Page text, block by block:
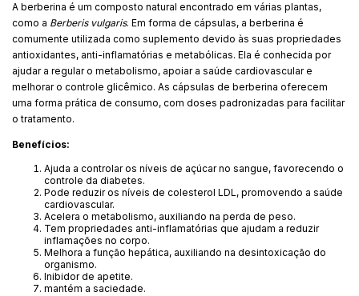
A berberina é um composto natural encontrado em várias plantas,
como a Berberis vulgaris. Em forma de cápsulas, a berberina é
comumente utilizada como suplemento devido às suas propriedades
antioxidantes, anti-inflamatórias e metabólicas. Ela é conhecida por
ajudar a regular o metabolismo, apoiar a saúde cardiovascular e
melhorar o controle glicêmico. As cápsulas de berberina oferecem
uma forma prática de consumo, com doses padronizadas para facilitar
o tratamento.
Benefícios:
Ajuda a controlar os níveis de açúcar no sangue, favorecendo o
controle da diabetes.
Pode reduzir os níveis de colesterol LDL, promovendo a saúde
cardiovascular.
Acelera o metabolismo, auxiliando na perda de peso.
Tem propriedades anti-inflamatórias que ajudam a reduzir
inflamações no corpo.
Melhora a função hepática, auxiliando na desintoxicação do
organismo.
Inibidor de apetite.
mantém a saciedade.